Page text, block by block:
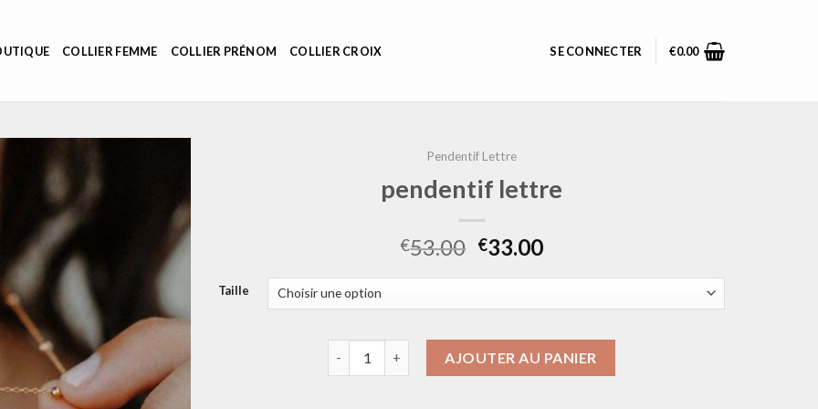
COLLIER FEMME COLLIER PRÉNOM COLLIER CROIX SE CONNECTER €0.00
Pendentif Lettre
pendentif lettre
€53.00 €33.00
Taille
AJOUTER AU PANIER